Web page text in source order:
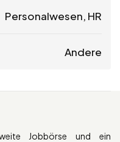
Personalwesen, HR
Andere
Jobbörse und ein